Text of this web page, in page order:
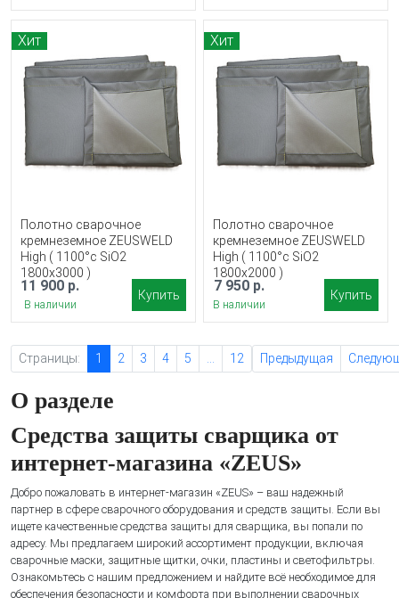
Хит
Полотно сварочное
кремнеземное ZEUSWELD
High ( 1100°c SiO2
1800x3000 )
11 900 р.
В наличии
Купить
Хит
Полотно сварочное
кремнеземное ZEUSWELD
High ( 1100°c SiO2
1800x2000 )
7 950 р.
В наличии
Купить
Страницы: 1 2 3 4 5 12 Предыдущая
О разделе
Средства защиты сварщика от
интернет-магазина «ZEUS»
Добро пожаловать в интернет-магазин «ZEUS» – ваш надежный
партнер в сфере сварочного оборудования и средств защиты. Если вы
ищете качественные средства защиты для сварщика, вы попали по
адресу. Мы предлагаем широкий ассортимент продукции, включая
сварочные маски, защитные щитки, очки, пластины и светофильтры.
Ознакомьтесь с нашим предложением и найдите всё необходимое для
обеспечения безопасности и комфорта при выполнении сварочных